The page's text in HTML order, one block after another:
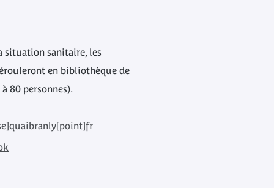
situation sanitaire, les
en bibliothèque de
80 personnes).